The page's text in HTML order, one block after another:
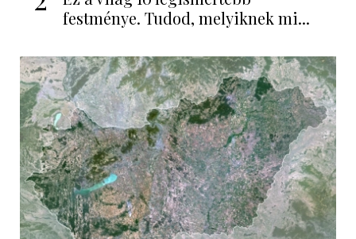
festménye. Tudod, melyiknek mi...